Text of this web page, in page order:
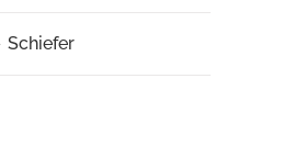
Schiefer